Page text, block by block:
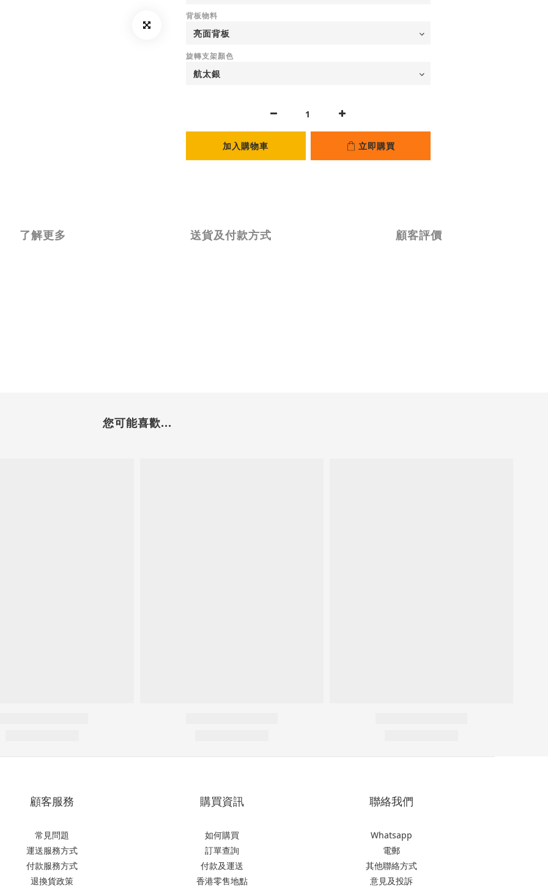
背板物料
旋轉支架顏色
加入購物車 立即購買
了解更多 送貨及付款方式 顧客評價
您可能喜歡...
顧客服務
常見問題
運送服務方式
付款服務方式
退換貨政策
購買資訊
如何購買
訂單查詢
付款及運送
香港零售地點
聯絡我們
Whatsapp
電郵
其他聯絡方式
意見及投訴